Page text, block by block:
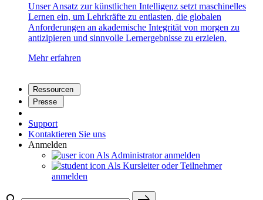
Unser Ansatz zur künstlichen Intelligenz setzt maschinelles
Lernen ein, um Lehrkräfte zu entlasten, die globalen
Anforderungen an akademische Integrität von morgen zu
antizipieren und sinnvolle Lernergebnisse zu erzielen.
Mehr erfahren
Ressourcen
Presse
Support
Kontaktieren Sie uns
Anmelden
Als Administrator anmelden
Als Kursleiter oder Teilnehmer
anmelden